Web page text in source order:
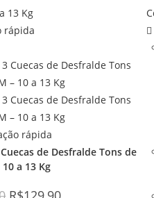
rápida
rápida
de Desfralde Tons de
a 13 Kg